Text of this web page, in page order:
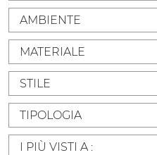
AMBIENTE
MATERIALE
STILE
TIPOLOGIA
I PIÙ VISTI A :